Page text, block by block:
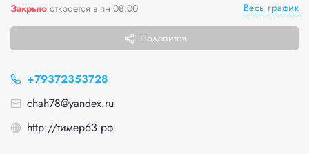
Закрыто откроется в пн 08:00 Весь график
Поделится
+79372353728
chah78@yandex.ru
http://тимер63.рф